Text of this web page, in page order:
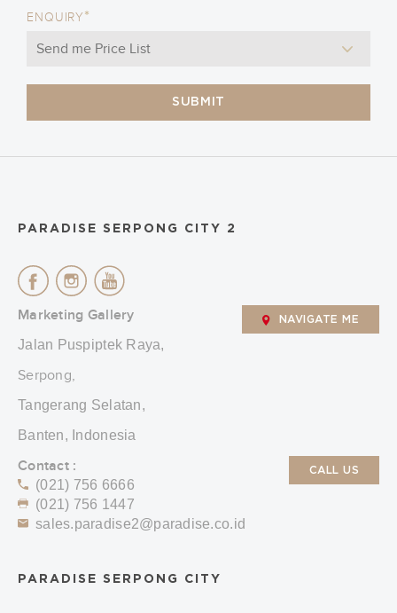
ENQUIRY*
SUBMIT
PARADISE SERPONG CITY 2
Marketing Gallery
Jalan Puspiptek Raya,
Serpong,
Tangerang Selatan,
Banten, Indonesia
NAVIGATE ME
Contact :
(021) 756 6666
(021) 756 1447
sales.paradise2@paradise.co.id
CALL US
PARADISE SERPONG CITY